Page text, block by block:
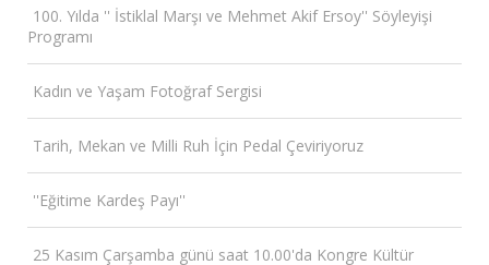
100. Yılda '' İstiklal Marşı ve Mehmet Akif Ersoy'' Söyleyişi
Programı
Kadın ve Yaşam Fotoğraf Sergisi
Tarih, Mekan ve Milli Ruh İçin Pedal Çeviriyoruz
''Eğitime Kardeş Payı''
25 Kasım Çarşamba günü saat 10.00'da Kongre Kültür